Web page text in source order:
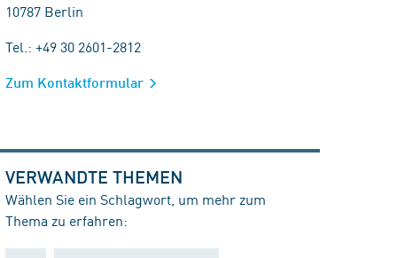
10787 Berlin
Tel.: +49 30 2601-2812
Zum Kontaktformular
VERWANDTE THEMEN
Wählen Sie ein Schlagwort, um mehr zum
Thema zu erfahren: